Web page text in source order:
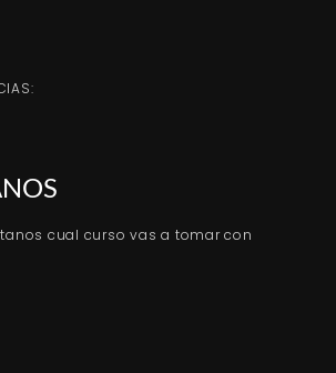
cual curso vas a tomar con